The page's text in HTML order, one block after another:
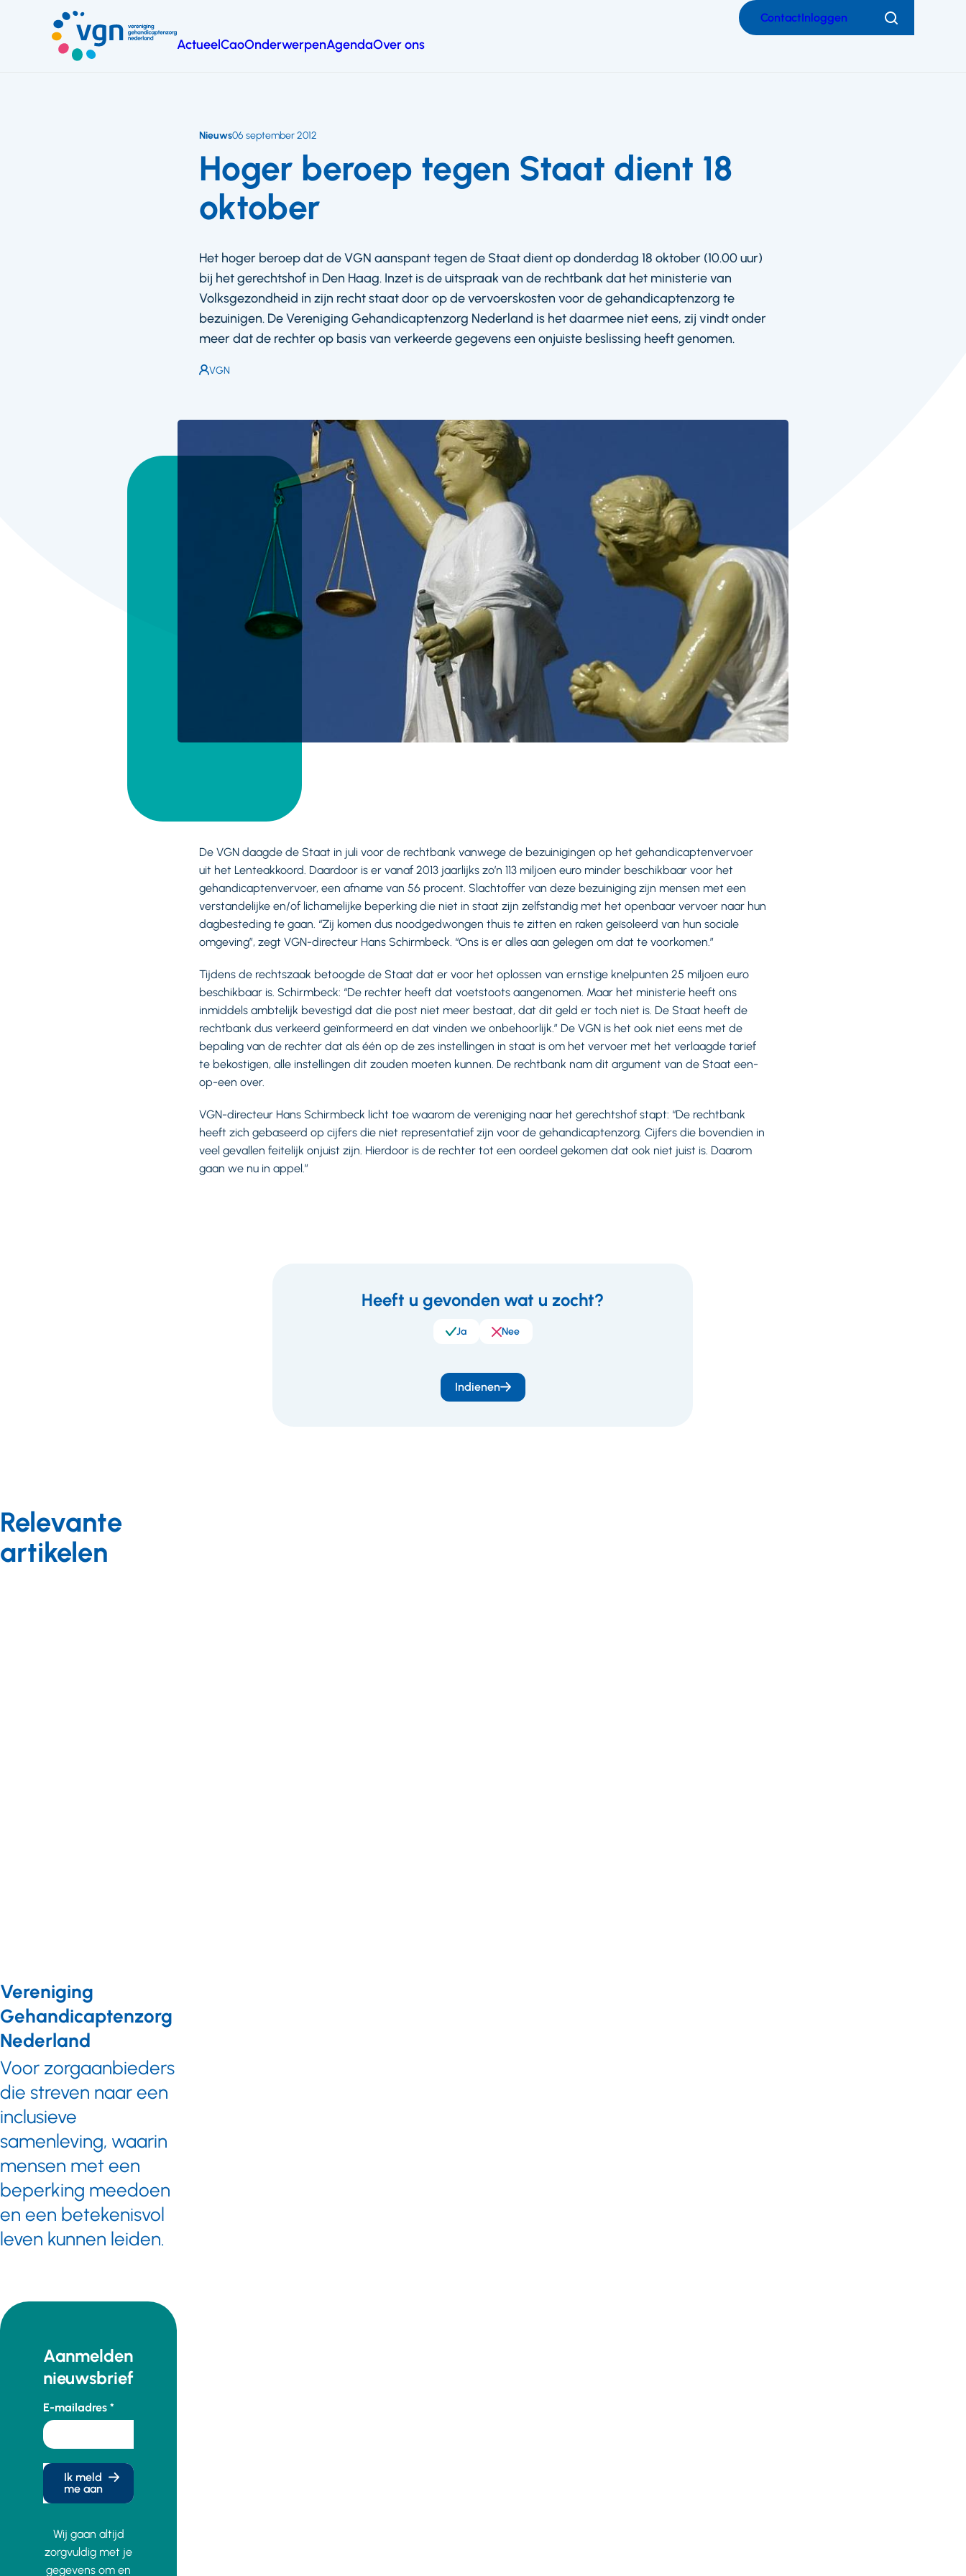
hoofdinhoud
ActueelCaoOnderwerpenAgendaOver ons
ContactInloggen Zoeken
Hoger beroep tegen Staat dient 18
oktober
Nieuws06 september 2012
Het hoger beroep dat de VGN aanspant tegen de Staat dient op donderdag 18 oktober (10.00 uur)
bij het gerechtshof in Den Haag. Inzet is de uitspraak van de rechtbank dat het ministerie van
Volksgezondheid in zijn recht staat door op de vervoerskosten voor de gehandicaptenzorg te
bezuinigen. De Vereniging Gehandicaptenzorg Nederland is het daarmee niet eens, zij vindt onder
meer dat de rechter op basis van verkeerde gegevens een onjuiste beslissing heeft genomen.
Auteur:
VGN
De VGN daagde de Staat in juli voor de rechtbank vanwege de bezuinigingen op het gehandicaptenvervoer
uit het Lenteakkoord. Daardoor is er vanaf 2013 jaarlijks zo’n 113 miljoen euro minder beschikbaar voor het
gehandicaptenvervoer, een afname van 56 procent. Slachtoffer van deze bezuiniging zijn mensen met een
verstandelijke en/of lichamelijke beperking die niet in staat zijn zelfstandig met het openbaar vervoer naar hun
dagbesteding te gaan. “Zij komen dus noodgedwongen thuis te zitten en raken geïsoleerd van hun sociale
omgeving”, zegt VGN-directeur Hans Schirmbeck. “Ons is er alles aan gelegen om dat te voorkomen.”
Tijdens de rechtszaak betoogde de Staat dat er voor het oplossen van ernstige knelpunten 25 miljoen euro
beschikbaar is. Schirmbeck: “De rechter heeft dat voetstoots aangenomen. Maar het ministerie heeft ons
inmiddels ambtelijk bevestigd dat die post niet meer bestaat, dat dit geld er toch niet is. De Staat heeft de
rechtbank dus verkeerd geïnformeerd en dat vinden we onbehoorlijk.” De VGN is het ook niet eens met de
bepaling van de rechter dat als één op de zes instellingen in staat is om het vervoer met het verlaagde tarief
te bekostigen, alle instellingen dit zouden moeten kunnen. De rechtbank nam dit argument van de Staat een-
op-een over.
VGN-directeur Hans Schirmbeck licht toe waarom de vereniging naar het gerechtshof stapt: “De rechtbank
heeft zich gebaseerd op cijfers die niet representatief zijn voor de gehandicaptenzorg. Cijfers die bovendien in
veel gevallen feitelijk onjuist zijn. Hierdoor is de rechter tot een oordeel gekomen dat ook niet juist is. Daarom
gaan we nu in appel.”
Heeft u gevonden wat u zocht?
Ja Nee
Indienen
Relevante
artikelen
Vereniging
Gehandicaptenzorg
Nederland
Voor zorgaanbieders
die streven naar een
inclusieve
samenleving, waarin
mensen met een
beperking meedoen
en een betekenisvol
leven kunnen leiden.
Aanmelden
nieuwsbrief
E-mailadres
Ik meld
me aan
Wij gaan altijd
zorgvuldig met je
gegevens om en